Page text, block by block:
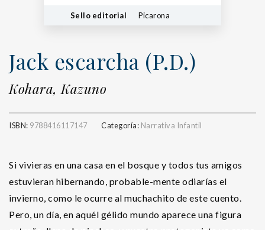
Sello editorial Picarona
Jack escarcha (P.D.)
Kohara, Kazuno
ISBN: 9788416117147 Categoría: Narrativa Infantil
Si vivieras en una casa en el bosque y todos tus amigos
estuvieran hibernando, probable-mente odiarías el
invierno, como le ocurre al muchachito de este cuento.
Pero, un día, en aquél gélido mundo aparece una figura